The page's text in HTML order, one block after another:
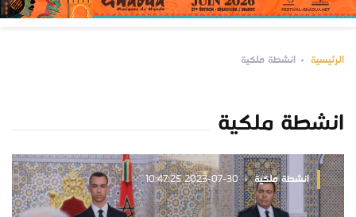
الرئيسية انشطة ملكية
انشطة ملكية
انشطة ملكية 2023-07-30 10:47:25